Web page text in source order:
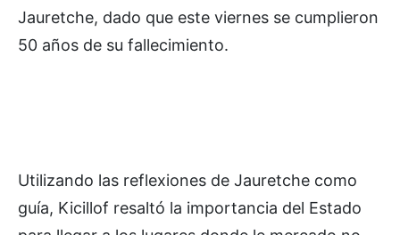
Jauretche, dado que este viernes se cumplieron
50 años de su fallecimiento.
Utilizando las reflexiones de Jauretche como
guía, Kicillof resaltó la importancia del Estado